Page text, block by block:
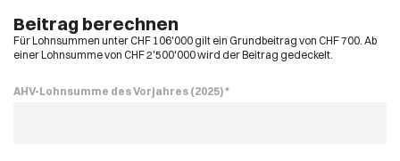
Für Lohnsummen unter CHF 106'000 gilt ein Grundbeitrag von CHF 700. Ab
einer Lohnsumme von CHF 2'500'000 wird der Beitrag gedeckelt.
Beitrag berechnen
AHV-Lohnsumme des Vorjahres (2025) *